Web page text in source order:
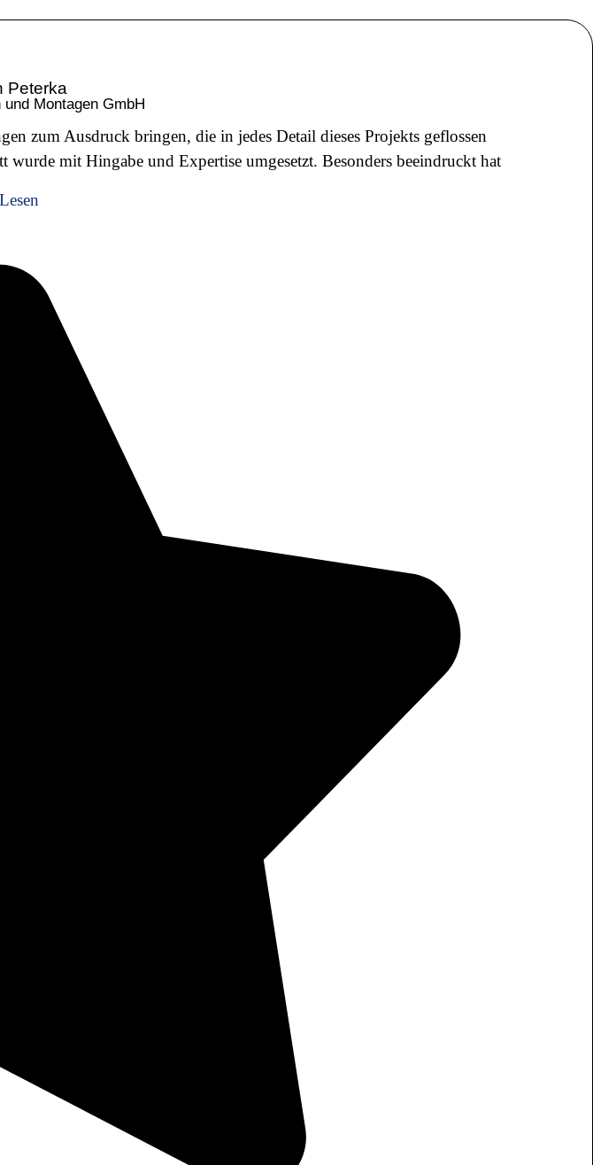
Peterka
Montagen GmbH
zum Ausdruck bringen, die in jedes Detail dieses Projekts geflossen
mit Hingabe und Expertise umgesetzt. Besonders beeindruckt hat
nur wärmstens empfehlen!